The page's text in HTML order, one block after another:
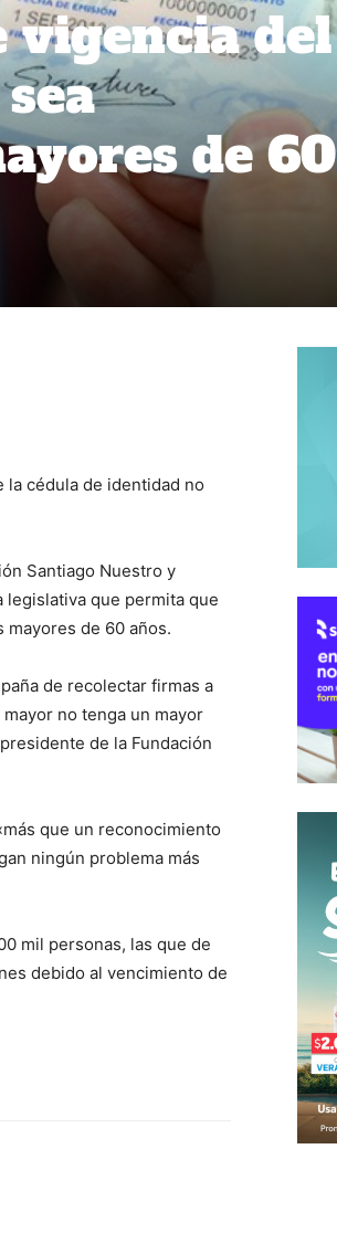
vigencia del
de 60
la cédula de identidad no
Santiago Nuestro y
legislativa que permita que
mayores de 60 años.
de recolectar firmas a
no tenga un mayor
de la Fundación
que un reconocimiento
ningún problema más
mil personas, las que de
debido al vencimiento de